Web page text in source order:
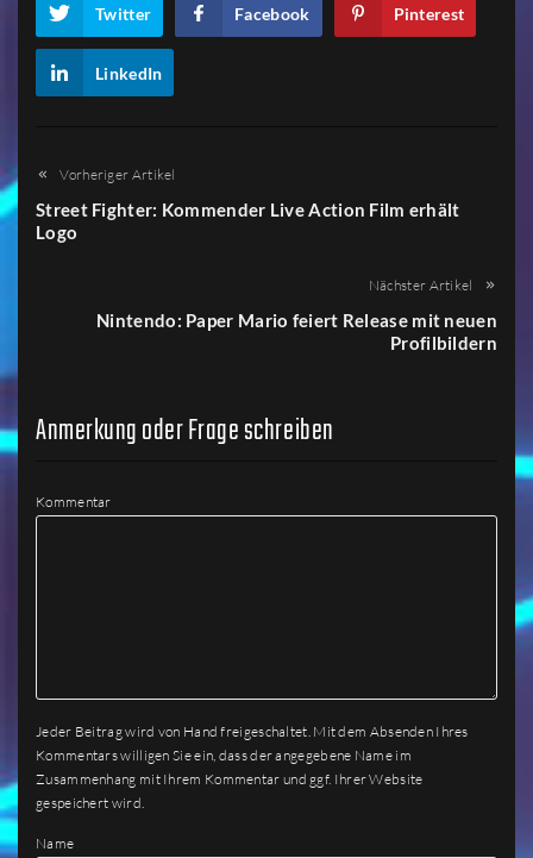
Twitter Facebook Pinterest
LinkedIn
Vorheriger Artikel
Street Fighter: Kommender Live Action Film erhält
Logo
Nächster Artikel
Nintendo: Paper Mario feiert Release mit neuen
Profilbildern
Anmerkung oder Frage schreiben
Kommentar
Jeder Beitrag wird von Hand freigeschaltet. Mit dem Absenden Ihres
Kommentars willigen Sie ein, dass der angegebene Name im
Zusammenhang mit Ihrem Kommentar und ggf. Ihrer Website
gespeichert wird.
Name